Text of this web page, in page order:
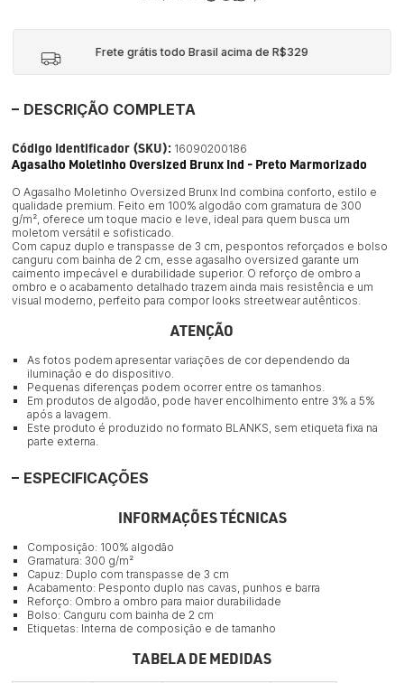
Frete grátis todo Brasil acima de R$329
DESCRIÇÃO COMPLETA
Código Identificador (SKU): 16090200186
Agasalho Moletinho Oversized Brunx Ind - Preto Marmorizado
O Agasalho Moletinho Oversized Brunx Ind combina conforto, estilo e
qualidade premium. Feito em 100% algodão com gramatura de 300
g/m², oferece um toque macio e leve, ideal para quem busca um
moletom versátil e sofisticado.
Com capuz duplo e transpasse de 3 cm, pespontos reforçados e bolso
canguru com bainha de 2 cm, esse agasalho oversized garante um
caimento impecável e durabilidade superior. O reforço de ombro a
ombro e o acabamento detalhado trazem ainda mais resistência e um
visual moderno, perfeito para compor looks streetwear autênticos.
ATENÇÃO
As fotos podem apresentar variações de cor dependendo da
iluminação e do dispositivo.
Pequenas diferenças podem ocorrer entre os tamanhos.
Em produtos de algodão, pode haver encolhimento entre 3% a 5%
após a lavagem.
Este produto é produzido no formato BLANKS, sem etiqueta fixa na
parte externa.
ESPECIFICAÇÕES
INFORMAÇÕES TÉCNICAS
Composição: 100% algodão
Gramatura: 300 g/m²
Capuz: Duplo com transpasse de 3 cm
Acabamento: Pesponto duplo nas cavas, punhos e barra
Reforço: Ombro a ombro para maior durabilidade
Bolso: Canguru com bainha de 2 cm
Etiquetas: Interna de composição e de tamanho
TABELA DE MEDIDAS